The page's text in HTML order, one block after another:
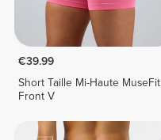
€39.99
Short Taille Mi-Haute MuseFit
Front V